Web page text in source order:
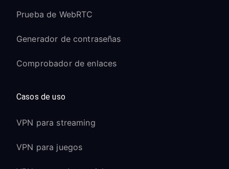
Prueba de WebRTC
Generador de contraseñas
Comprobador de enlaces
Casos de uso
VPN para streaming
VPN para juegos